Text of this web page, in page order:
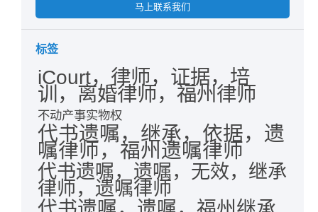
马上联系我们
标签
iCourt，律师，证据，培
训，离婚律师，福州律师
不动产事实物权
代书遗嘱，继承，依据，遗
嘱律师，福州遗嘱律师
代书遗嘱，遗嘱，无效，继承
律师，遗嘱律师